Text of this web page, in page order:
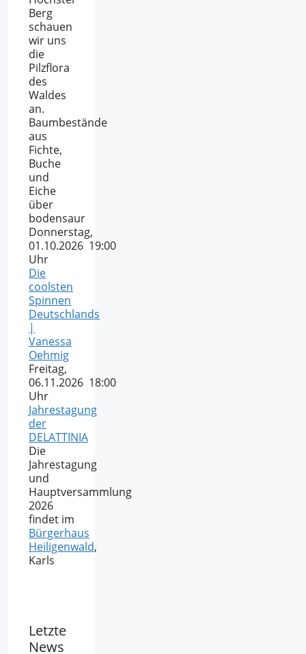
Berg
schauen
wir uns
die
Pilzflora
des
Waldes
an.
Baumbestände
aus
Fichte,
Buche
und
Eiche
über
bodensaur
Donnerstag,
01.10.2026 19:00
Uhr
Die
coolsten
Spinnen
Deutschlands
|
Vanessa
Oehmig
Freitag,
06.11.2026 18:00
Uhr
Jahrestagung
der
DELATTINIA
Die
Jahrestagung
und
Hauptversammlung
2026
findet im
Bürgerhaus
Heiligenwald,
Karls
Letzte
News